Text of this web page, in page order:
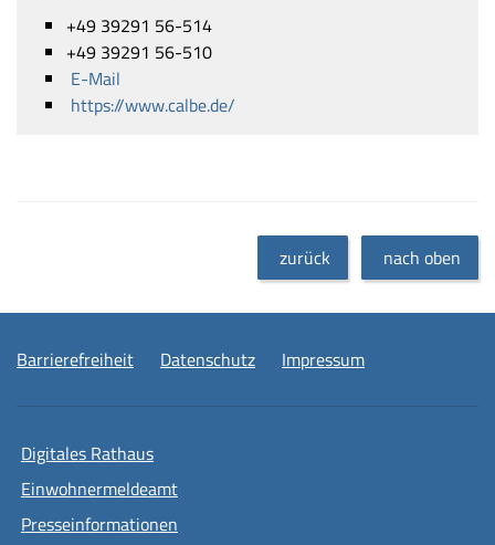
+49 39291 56-514
+49 39291 56-510
E-Mail
https://www.calbe.de/
zurück nach oben
Barrierefreiheit Datenschutz Impressum
Digitales Rathaus
Einwohnermeldeamt
Presseinformationen